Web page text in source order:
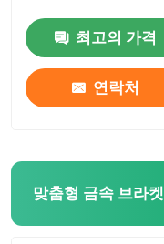
최고의 가격
연락처
맞춤형 금속 브라켓